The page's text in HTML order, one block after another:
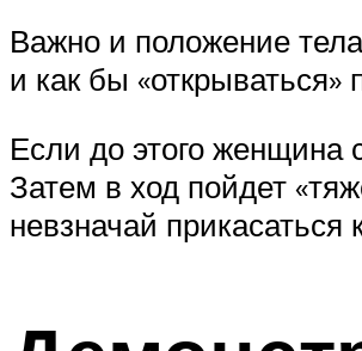
Важно и положение
и как бы «открываться»
Если до этого женщина
Затем в ход пойдет
невзначай